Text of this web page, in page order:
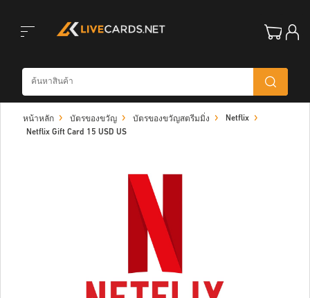
navigation
หน้าหลัก บัตรของขวัญ บัตรของขวัญสตรีมมิ่ง
Netflix
Netflix Gift Card 15 USD US